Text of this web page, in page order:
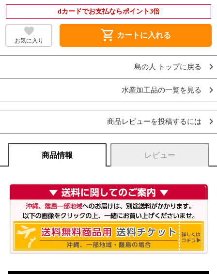
dカードでお支払ならポイント3倍
お気に入り shopping_cart カートに入れる
島の人 トップに戻る
水産加工品の一覧を見る
商品レビューを投稿するには
商品情報 レビュー